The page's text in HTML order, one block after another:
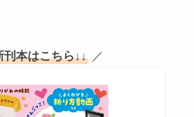
刊本はこちら↓↓／